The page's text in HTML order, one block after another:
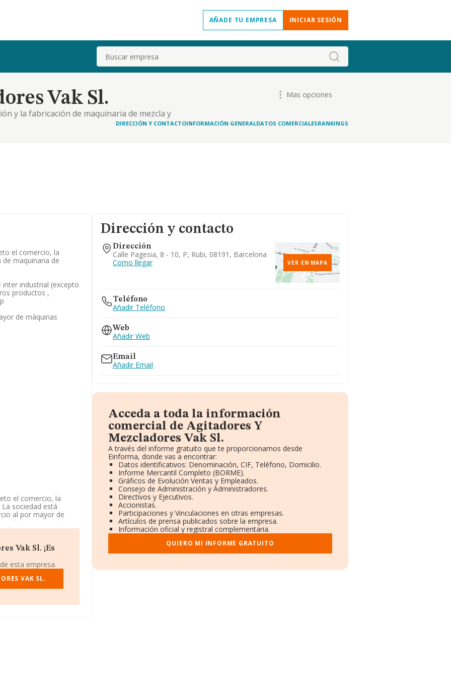
AÑADE TU EMPRESA INICIAR SESIÓN
Buscar
Vak Sl.
y la fabricación de maquinaria de mezcla y
Mas opciones
DIRECCIÓN Y CONTACTOINFORMACIÓN GENERALDATOS COMERCIALESRANKINGS
el comercio, la
maquinaria de
industrial (excepto
productos ,
de máquinas
el comercio, la
sociedad está
al por mayor de
en mercados
disponible en
la media de sector.
a los niveles de
150 puestos en el
siguientes empresas
Vak Sl. ¡Es
esta empresa.
VAK SL.
Dirección y contacto
Dirección
Calle Pagesia, 8 - 10, P, Rubi, 08191, Barcelona
Como llegar
VER EN MAPA
Teléfono
Añadir Teléfono
Web
Añadir Web
Email
Añadir Email
Acceda a toda la información
comercial de Agitadores Y
Mezcladores Vak Sl.
A través del informe gratuito que te proporcionamos desde
Einforma, donde vas a encontrar:
Datos identificativos: Denominación, CIF, Teléfono, Domicilio.
Informe Mercantil Completo (BORME).
Gráficos de Evolución Ventas y Empleados.
Consejo de Administración y Administradores.
Directivos y Ejecutivos.
Accionistas.
Participaciones y Vinculaciones en otras empresas.
Artículos de prensa publicados sobre la empresa.
Información oficial y registral complementaria.
QUIERO MI INFORME GRATUITO